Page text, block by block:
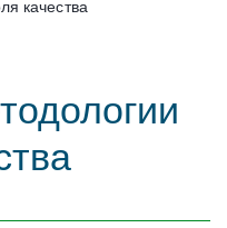
качества